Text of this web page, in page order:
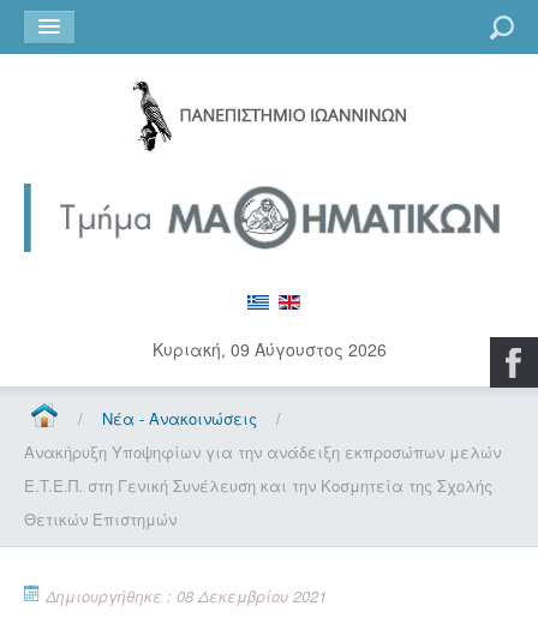
Κυριακή, 09 Αύγουστος 2026
/ Νέα - Ανακοινώσεις
/
Ανακήρυξη Υποψηφίων για την ανάδειξη εκπροσώπων μελών
Ε.T.E.Π. στη Γενική Συνέλευση και την Κοσμητεία της Σχολής
Θετικών Επιστημών
Δημιουργήθηκε : 08 Δεκεμβρίου 2021